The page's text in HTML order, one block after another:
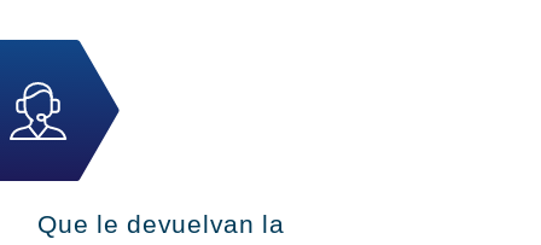
Que le devuelvan la